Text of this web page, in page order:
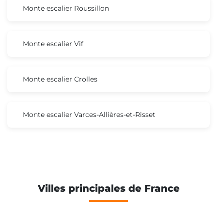
Monte escalier Roussillon
Monte escalier Vif
Monte escalier Crolles
Monte escalier Varces-Allières-et-Risset
Villes principales de France